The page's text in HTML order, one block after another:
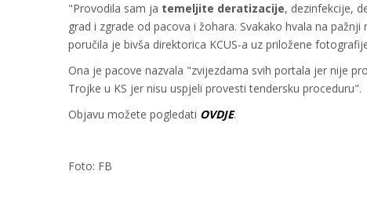
"Provodila sam ja temeljite deratizacije, dezinfekcije,
grad i zgrade od pacova i žohara. Svakako hvala na
poručila je bivša direktorica KCUS-a uz priložene
Ona je pacove nazvala "zvijezdama svih portala jer nije
Trojke u KS jer nisu uspjeli provesti tendersku proceduru".
Objavu možete pogledati OVDJE.
Foto: FB